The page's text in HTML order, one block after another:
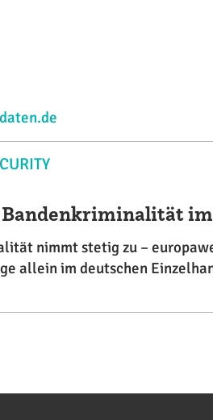
nimmt stetig zu –
allein im deutschen